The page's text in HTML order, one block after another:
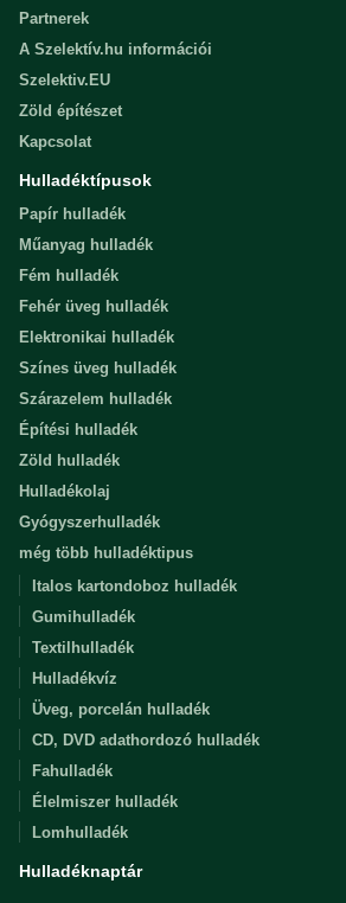
Partnerek
A Szelektív.hu információi
Szelektiv.EU
Zöld építészet
Kapcsolat
Hulladéktípusok
Papír hulladék
Műanyag hulladék
Fém hulladék
Fehér üveg hulladék
Elektronikai hulladék
Színes üveg hulladék
Szárazelem hulladék
Építési hulladék
Zöld hulladék
Hulladékolaj
Gyógyszerhulladék
még több hulladéktipus
Italos kartondoboz hulladék
Gumihulladék
Textilhulladék
Hulladékvíz
Üveg, porcelán hulladék
CD, DVD adathordozó hulladék
Fahulladék
Élelmiszer hulladék
Lomhulladék
Hulladéknaptár